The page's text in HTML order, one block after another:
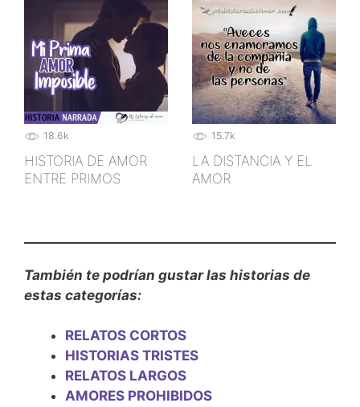
18.6k
HISTORIA DE AMOR
ENTRE PRIMOS
15.7k
LA DISTANCIA Y EL
AMOR
También te podrían gustar las historias de
estas categorías:
RELATOS CORTOS
HISTORIAS TRISTES
RELATOS LARGOS
AMORES PROHIBIDOS